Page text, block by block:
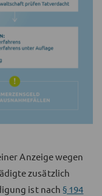
Anzeige wegen
zusätzlich
ist nach§ 194